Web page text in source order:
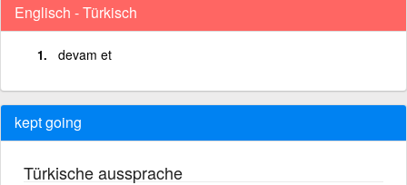
Englisch - Türkisch
devam et
kept going
Türkische aussprache